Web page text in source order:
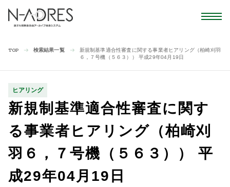
TOP 検索結果一覧
新規制基準適合性審査に関する事業者ヒアリング（柏崎刈羽
６，７号機（５６３）） 平成29年04月19日
ヒアリング
新規制基準適合性審査に関す
る事業者ヒアリング（柏崎刈
羽６，７号機（５６３）） 平
成29年04月19日